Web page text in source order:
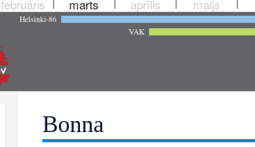
februāris marts aprīlis maijs
Helsinki-86
VAK
Bonna